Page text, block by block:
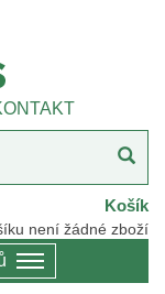
Košík
není žádné zboží